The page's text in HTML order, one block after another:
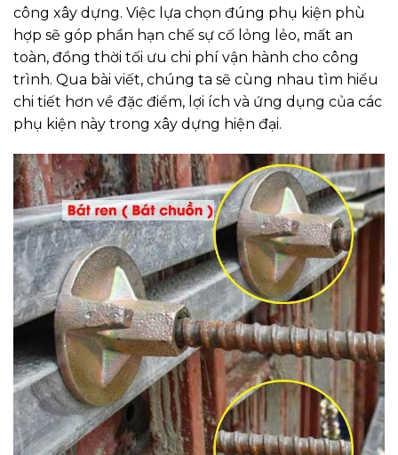
công xây dựng. Việc lựa chọn đúng phụ kiện phù
hợp sẽ góp phần hạn chế sự cố lỏng lẻo, mất an
toàn, đồng thời tối ưu chi phí vận hành cho công
trình. Qua bài viết, chúng ta sẽ cùng nhau tìm hiểu
chi tiết hơn về đặc điểm, lợi ích và ứng dụng của các
phụ kiện này trong xây dựng hiện đại.